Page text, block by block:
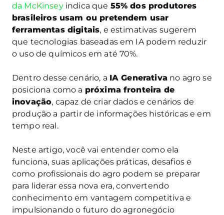
da McKinseyindica que 55% dos produtores
brasileiros usam ou pretendem usar
ferramentas digitais, e estimativas sugerem
que tecnologias baseadas em IA podem reduzir
o uso de químicos em até 70%.
Dentro desse cenário, a IA Generativano agro se
posiciona como a próxima fronteira de
inovação, capaz de criar dados e cenários de
produção a partir de informações históricas e em
tempo real.
Neste artigo, você vai entender como ela
funciona, suas aplicações práticas, desafios e
como profissionais do agro podem se preparar
para liderar essa nova era, convertendo
conhecimento em vantagem competitiva e
impulsionando o futuro do agronegócio